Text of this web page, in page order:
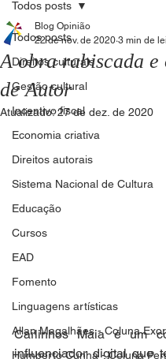
Todos posts
Direitos culturais
Gestão cultural
Incentivo fiscal
Economia criativa
Direitos autorais
Sistema Nacional de Cultura
Educação
Cursos
EAD
Fomento
Linguagens artísticas
Allan Magalhães - Coluna
Humberto Cunha - Coluna
Todos posts
A obra rabiscada
de Autor
Blog Opinião
22 de nov. de 2020 3 min de
Atualizado:27 de dez. de 2020
Carlinhos Maia é um
influenciador digital que